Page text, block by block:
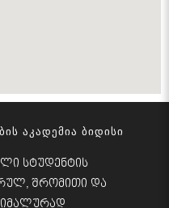
Აკადემია Ბიდისი
სტუდენტის
შრომითი და